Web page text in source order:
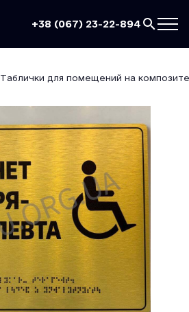
+38 (067) 23-22-894
Таблички для помещений на